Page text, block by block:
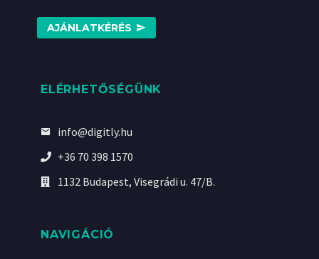
AJÁNLATKÉRÉS
ELÉRHETŐSÉGÜNK
info@digitly.hu
+36 70 398 1570
1132 Budapest, Visegrádi u. 47/B.
NAVIGÁCIÓ